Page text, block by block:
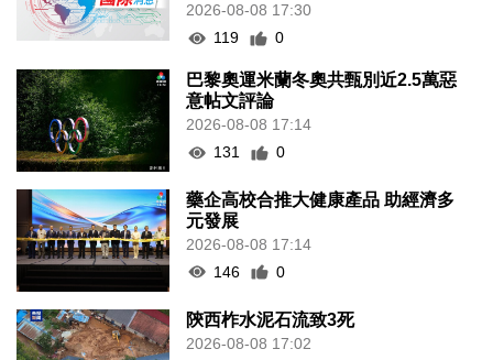
2026-08-08 17:30
119
0
巴黎奧運米蘭冬奧共甄別近2.5萬惡
意帖文評論
2026-08-08 17:14
131
0
藥企高校合推大健康產品 助經濟多
元發展
2026-08-08 17:14
146
0
陝西柞水泥石流致3死
2026-08-08 17:02